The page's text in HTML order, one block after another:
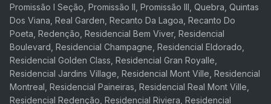
Promissão I Seção, Promissão II, Promissão III, Quebra, Quintas
Dos Viana, Real Garden, Recanto Da Lagoa, Recanto Do
Poeta, Redenção, Residencial Bem Viver, Residencial
Boulevard, Residencial Champagne, Residencial Eldorado,
Residencial Golden Class, Residencial Gran Royalle,
Residencial Jardins Village, Residencial Mont Ville, Residencial
Montreal, Residencial Paineiras, Residencial Real Mont Ville,
Residencial Redenção, Residencial Riviera, Residencial